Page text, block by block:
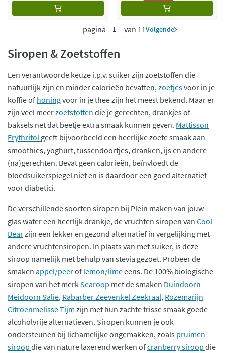
pagina van 11Volgende
Siropen & Zoetstoffen
Een verantwoorde keuze i.p.v. suiker zijn zoetstoffen die
natuurlijk zijn en minder calorieën bevatten, zoetjesvoor in je
koffie of honingvoor in je thee zijn het meest bekend. Maar er
zijn veel meerzoetstoffen die je gerechten, drankjes of
baksels net dat beetje extra smaak kunnen geven. Mattisson
Erythritol geeft bijvoorbeeld een heerlijke zoete smaak aan
smoothies, yoghurt, tussendoortjes, dranken, ijs en andere
(na)gerechten. Bevat geen calorieën, beïnvloedt de
bloedsuikerspiegel niet en is daardoor een goed alternatief
voor diabetici.
De verschillende soorten siropen bij Plein maken van jouw
glas water een heerlijk drankje, de vruchten siropen van Cool
Bearzijn een lekker en gezond alternatief in vergelijking met
andere vruchtensiropen. In plaats van met suiker, is deze
siroop namelijk met behulp van stevia gezoet. Probeer de
smaken appel/peerof lemon/limeeens. De 100% biologische
siropen van het merk Searoop met de smaken Duindoorn
Meidoorn Salie, Rabarber Zeevenkel Zeekraal, Rozemarijn
Citroenmelisse Tijm zijn met hun zachte frisse smaak goede
alcoholvrije alternatieven. Siropen kunnen je ook
ondersteunen bij lichamelijke ongemakken, zoals pruimen
siroop die van nature laxerend werken ofcranberry siroop die